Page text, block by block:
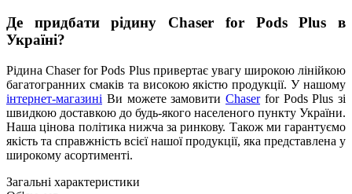
Де придбати рідину Chaser for Pods Plus в
Україні?
Рідина Chaser for Pods Plus привертає увагу широкою лінійкою
багатогранних смаків та високою якістю продукції. У нашому
інтернет-магазині Ви можете замовити Chaserfor Pods Plus зі
швидкою доставкою до будь-якого населеного пункту України.
Наша цінова політика нижча за ринкову. Також ми гарантуємо
якість та справжність всієї нашої продукції, яка представлена у
широкому асортименті.
Загальні характеристики